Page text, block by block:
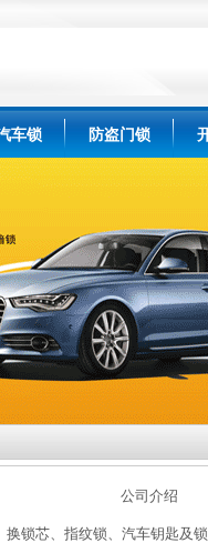
车锁 防盗门锁
公司介绍
锁芯、指纹锁、汽车钥匙及